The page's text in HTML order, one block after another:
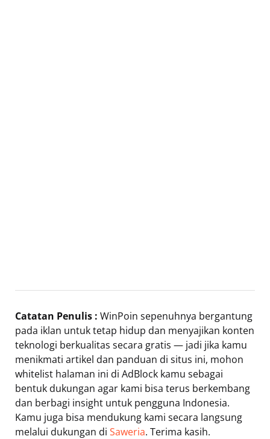
Catatan Penulis : WinPoin sepenuhnya bergantung
pada iklan untuk tetap hidup dan menyajikan konten
teknologi berkualitas secara gratis — jadi jika kamu
menikmati artikel dan panduan di situs ini, mohon
whitelist halaman ini di AdBlock kamu sebagai
bentuk dukungan agar kami bisa terus berkembang
dan berbagi insight untuk pengguna Indonesia.
Kamu juga bisa mendukung kami secara langsung
melalui dukungan di Saweria. Terima kasih.